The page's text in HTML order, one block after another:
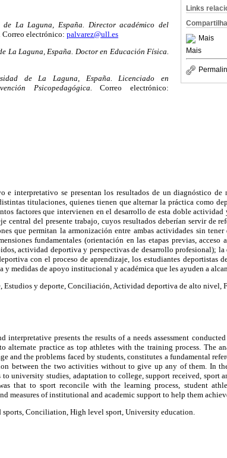
Links
Mais
Mais
La Laguna, España. Director académico del
Correo electrónico: palvarez@ull.es
La Laguna, España. Doctor en Educación Física.
de La Laguna, España. Licenciado en
Psicopedagógica.
Correo electrónico:
e interpretativo se presentan los resultados de un diagnóstico de
titulaciones, quienes tienen que alternar la práctica como
factores que intervienen en el desarrollo de esta doble actividad
central del presente trabajo, cuyos resultados deberían servir de
que permitan la armonización entre ambas actividades sin
fundamentales (orientación en las etapas previas, acceso
actividad deportiva y perspectivas de desarrollo profesional);
con el proceso de aprendizaje, los estudiantes deportistas
y medidas de apoyo institucional y académica que les ayuden a
Estudios y deporte, Conciliación, Actividad deportiva de alto nivel,
presents the results of a needs assessment
alternate practice as top athletes with the training process. The
and the problems faced by students, constitutes a fundamental
between the two activities without to give up any of them. In
university studies, adaptation to college, support received, sport
that to sport reconcile with the learning process, student
measures of institutional and academic support to help them
sports, Conciliation, High level sport, University education.